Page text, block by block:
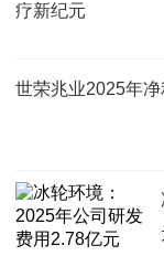
疗新纪元
世荣兆业2025年